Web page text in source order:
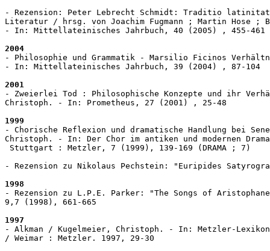
- Rezension: Peter Lebrecht Schmidt: Traditio
Literatur / hrsg. von Joachim Fugmann ; Martin Hose
- In: Mittellateinisches Jahrbuch, 40 (2005) , 455-461
2004
- Philosophie und Grammatik - Marsilio Ficinos
- In: Mittellateinisches Jahrbuch, 39 (2004) , 87-104
2001
- Zweierlei Tod : Philosophische Konzepte und ihr
Christoph. - In: Prometheus, 27 (2001) , 25-48
1999
- Chorische Reflexion und dramatische Handlung bei
Christoph. - In: Der Chor im antiken und modernen
Stuttgart : Metzler, 7 (1999), 139-169 (DRAMA ; 7)
- Rezension zu Nikolaus Pechstein: "Euripides
1998
- Rezension zu L.P.E. Parker: "The Songs of
9,7 (1998), 661-665
1997
- Alkman / Kugelmeier, Christoph. - In: Metzler-
/ Weimar : Metzler. 1997, 29-30